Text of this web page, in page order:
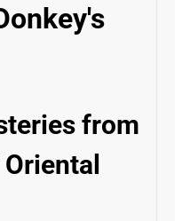
from